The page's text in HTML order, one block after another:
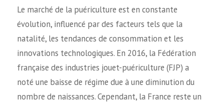
Le marché de la puériculture est en constante
évolution, influencé par des facteurs tels que la
natalité, les tendances de consommation et les
innovations technologiques. En 2016, la Fédération
française des industries jouet-puériculture (FJP) a
noté une baisse de régime due à une diminution du
nombre de naissances. Cependant, la France reste un